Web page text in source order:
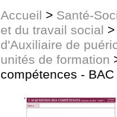
Accueil > Santé-
et du travail social
d'Auxiliaire de
unités de formation
compétences -